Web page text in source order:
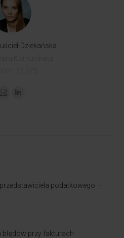
Dziekańska
podatkowego –
przy fakturach